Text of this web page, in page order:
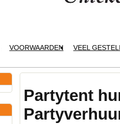
VOORWAARDEN VEEL
Partytent